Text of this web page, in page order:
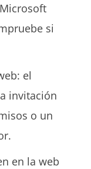
si
el
invitación
o un
en la web